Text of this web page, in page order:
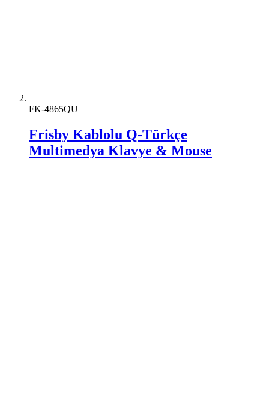
FK-4865QU
Frisby Kablolu Q-Türkçe
Multimedya Klavye & Mouse